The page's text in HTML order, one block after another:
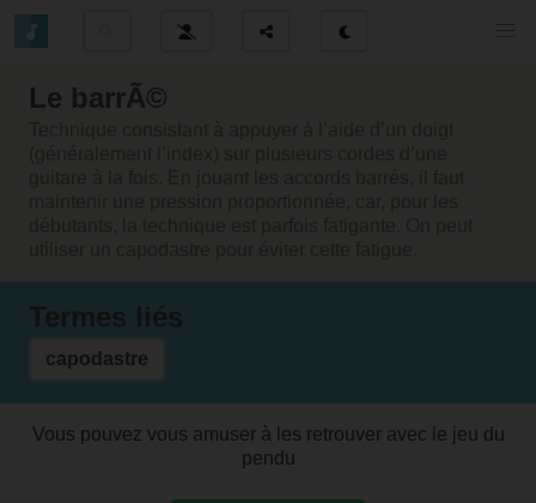
Le barrÃ©
capodastre
Vous pouvez vous amuser à les retrouver avec le jeu du
pendu